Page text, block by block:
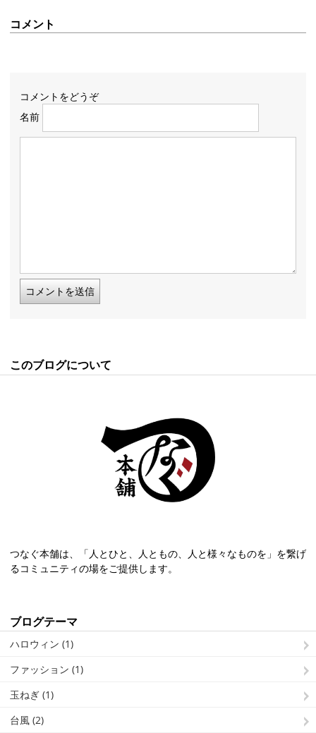
コメント
コメントをどうぞ
名前
このブログについて
つなぐ本舗は、「人とひと、人ともの、人と様々なものを」を繋げ
るコミュニティの場をご提供します。
ブログテーマ
ハロウィン (1)
ファッション (1)
玉ねぎ (1)
台風 (2)